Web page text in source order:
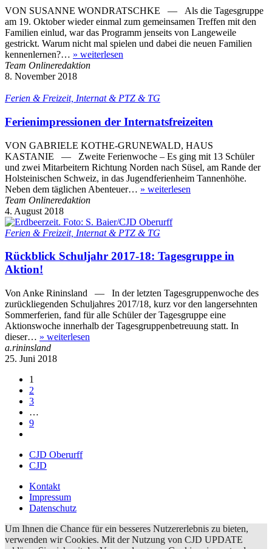
VON SUSANNE WONDRATSCHKE — Als die Tagesgruppe
am 19. Oktober wieder einmal zum gemeinsamen Treffen mit den
Familien einlud, war das Programm jenseits von Langeweile
gestrickt. Warum nicht mal spielen und dabei die neuen Familien
kennenlernen?… » weiterlesen
Team Onlineredaktion
8. November 2018
Ferien & Freizeit, Internat & PTZ & TG
Ferienimpressionen der Internatsfreizeiten
VON GABRIELE KOTHE-GRUNEWALD, HAUS
KASTANIE — Zweite Ferienwoche – Es ging mit 13 Schüler
und zwei Mitarbeitern Richtung Norden nach Süsel, am Rande der
Holsteinischen Schweiz, in das Jugendferienheim Tannenhöhe.
Neben dem täglichen Abenteuer… » weiterlesen
Team Onlineredaktion
4. August 2018
Ferien & Freizeit, Internat & PTZ & TG
Rückblick Schuljahr 2017-18: Tagesgruppe in
Aktion!
Von Anke Rininsland — In der letzten Tagesgruppenwoche des
zurückliegenden Schuljahres 2017/18, kurz vor den langersehnten
Sommerferien, fand für alle Schüler der Tagesgruppe eine
Aktionswoche innerhalb der Tagesgruppenbetreuung statt. In
dieser… » weiterlesen
a.rininsland
25. Juni 2018
1
2
3
…
9
CJD Oberurff
CJD
Kontakt
Impressum
Datenschutz
Um Ihnen die Chance für ein besseres Nutzererlebnis zu bieten,
verwenden wir Cookies. Mit der Nutzung von CJD UPDATE